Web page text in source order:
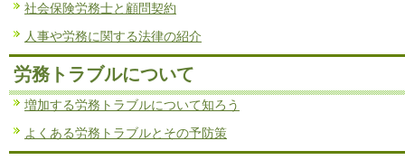
社会保険労務士と顧問契約
人事や労務に関する法律の紹介
労務トラブルについて
増加する労務トラブルについて知ろう
よくある労務トラブルとその予防策